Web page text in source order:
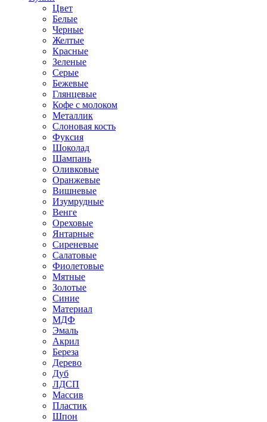
Цвет
Белые
Черные
Желтые
Красные
Зеленые
Серые
Бежевые
Глянцевые
Кофе с молоком
Металлик
Слоновая кость
Фуксия
Шоколад
Шампань
Оливковые
Оранжевые
Вишневые
Изумрудные
Венге
Ореховые
Янтарные
Сиреневые
Салатовые
Фиолетовые
Мятные
Золотые
Синие
Материал
МДФ
Эмаль
Акрил
Береза
Дерево
Дуб
ЛДСП
Массив
Пластик
Шпон